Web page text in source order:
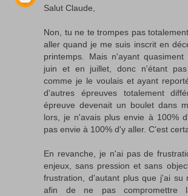
Salut Claude,
Non, tu ne te trompes pas
aller quand je me suis inscrit en
printemps. Mais n'ayant
juin et en juillet, donc n'étant
comme je le voulais et ayant
d'autres épreuves totalement
épreuve devenait un boulet dans
lors, je n'avais plus envie à 100%
pas envie à 100% d'y aller. C'est
En revanche, je n'ai pas de
enjeux, sans pression et sans
frustration, d'autant plus que j'ai su
afin de ne pas compromettre